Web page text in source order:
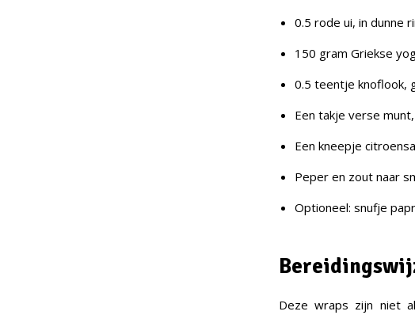
0.5 rode ui, in dunne
150 gram Griekse
0.5 teentje knoflook,
Een takje verse
Een kneepje
Peper en zout naar
Optioneel: snufje
Deze wraps zijn niet